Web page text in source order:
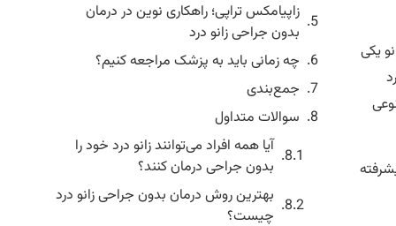
یکی
زاپیامکس تراپی؛ راهکاری نوین در درمان
بدون جراحی زانو درد
چه زمانی باید به پزشک مراجعه کنیم؟
جمع‌بندی
سوالات متداول
آیا همه افراد می‌توانند زانو درد خود را
بدون جراحی درمان کنند؟
بهترین روش درمان بدون جراحی زانو درد
چیست؟